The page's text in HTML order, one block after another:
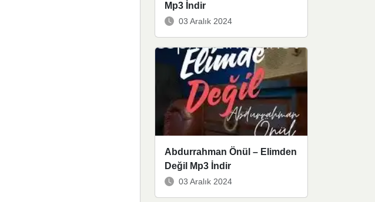
Mp3 İndir
03 Aralık 2024
Abdurrahman Önül – Elimden
Değil Mp3 İndir
03 Aralık 2024